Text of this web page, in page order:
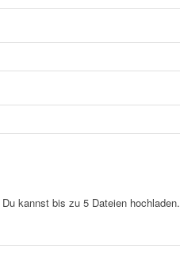
Du kannst bis zu 5 Dateien hochladen.